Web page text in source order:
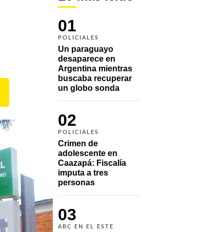
01
POLICIALES
Un paraguayo
desaparece en
Argentina mientras
buscaba recuperar
un globo sonda
02
POLICIALES
Crimen de
adolescente en
Caazapá: Fiscalía
imputa a tres
personas
03
ABC EN EL ESTE